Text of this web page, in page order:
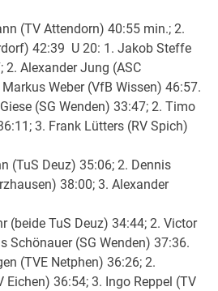
(TV Attendorn) 40:55 min.; 2.
42:39 U 20: 1. Jakob Steffe
2. Alexander Jung (ASC
Weber (VfB Wissen) 46:57.
(SG Wenden) 33:47; 2. Timo
3. Frank Lütters (RV Spich)
(TuS Deuz) 35:06; 2. Dennis
38:00; 3. Alexander
(beide TuS Deuz) 34:44; 2. Victor
Schönauer (SG Wenden) 37:36.
(TVE Netphen) 36:26; 2.
Eichen) 36:54; 3. Ingo Reppel (TV